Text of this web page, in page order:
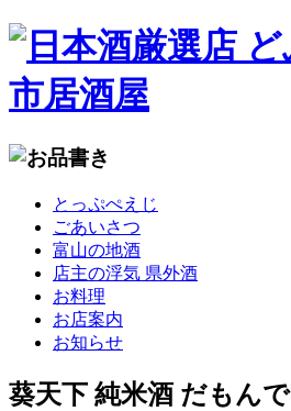
とっぷぺえじ
ごあいさつ
富山の地酒
店主の浮気 県外酒
お料理
お店案内
お知らせ
葵天下 純米酒 だもんで